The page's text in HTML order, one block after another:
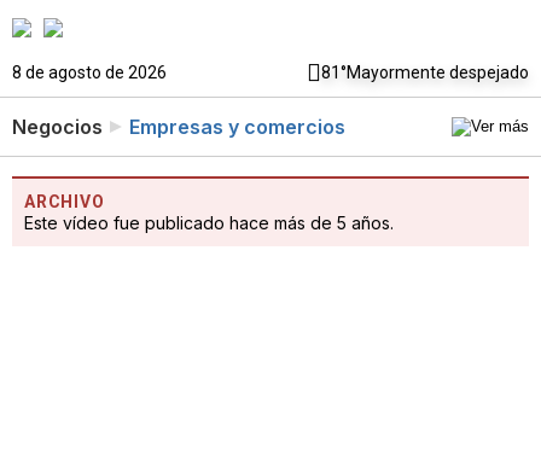
8 de agosto de 2026 81°Mayormente despejado
Negocios Empresas y comercios
ARCHIVO
Este vídeo fue publicado hace más de 5 años.